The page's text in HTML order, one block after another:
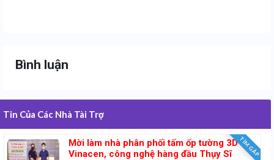
Bình luận
Tin Của Các Nhà Tài Trợ
TÌM GẤP
Mời làm nhà phân phối tấm ốp tường 3D
Vinacen, công nghệ hàng đầu Thụy Sĩ